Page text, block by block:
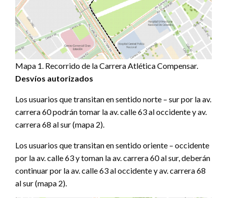
Mapa 1. Recorrido de la Carrera Atlética Compensar.
Desvíos autorizados
Los usuarios que transitan en sentido norte – sur por la av.
carrera 60 podrán tomar la av. calle 63 al occidente y av.
carrera 68 al sur (mapa 2).
Los usuarios que transitan en sentido oriente – occidente
por la av. calle 63 y toman la av. carrera 60 al sur, deberán
continuar por la av. calle 63 al occidente y av. carrera 68
al sur (mapa 2).